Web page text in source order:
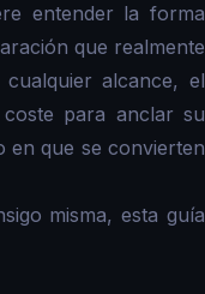
entender la forma
que realmente
alcance, el
para anclar su
en que se convierten
misma, esta guía